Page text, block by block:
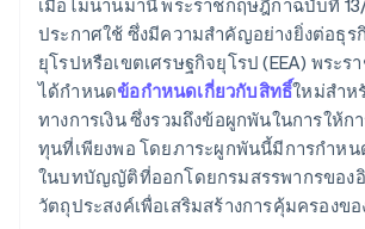
เมื่อไม่นานมานี้ พระราชกฤษฎีกาฉบับที่
ประกาศใช้ ซึ่งมีความสำคัญอย่างยิ่งต่อธุ
ยุโรปหรือเขตเศรษฐกิจยุโรป (EEA) พระ
ได้กำหนดข้อกำหนดเกี่ยวกับสิทธิ์ใหม่สำห
ทางการเงิน ซึ่งรวมถึงข้อผูกพันในการให้ก
ทุนที่เพียงพอ โดยภาระผูกพันนี้มีการกำหน
ในบทบัญญัติที่ออกโดยกรมสรรพากรของ
วัตถุประสงค์เพื่อเสริมสร้างการคุ้มครองข